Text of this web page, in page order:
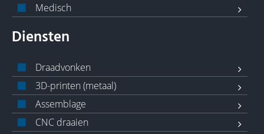
Medisch
Diensten
Draadvonken
3D-printen (metaal)
Assemblage
CNC draaien